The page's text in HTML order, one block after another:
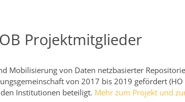
Projektmitglieder
Mobilisierung von Daten netzbasierter
von 2017 bis 2019 gefördert
Institutionen beteiligt. Mehr zum Projekt und